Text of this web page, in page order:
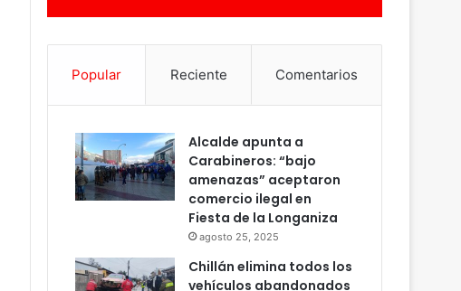
Popular Reciente Comentarios
Alcalde apunta a
Carabineros: “bajo
amenazas” aceptaron
comercio ilegal en
Fiesta de la Longaniza
agosto 25, 2025
Chillán elimina todos los
vehículos abandonados